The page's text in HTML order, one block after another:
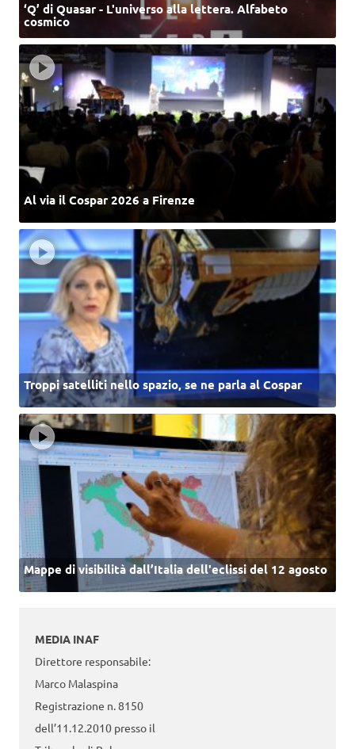
‘Q’ di Quasar - L'universo alla lettera. Alfabeto
cosmico
Al via il Cospar 2026 a Firenze
Troppi satelliti nello spazio, se ne parla al Cospar
Mappe di visibilità dall’Italia dell'eclissi del 12 agosto
MEDIA INAF
Direttore responsabile:
Marco Malaspina
Registrazione n. 8150
dell’11.12.2010 presso il